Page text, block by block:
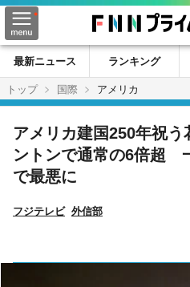
最新ニュース ランキング
トップ
国際 アメリカ
アメリカ建国250年祝
ントンで通常の6倍超
で最悪に
フジテレビ 外信部